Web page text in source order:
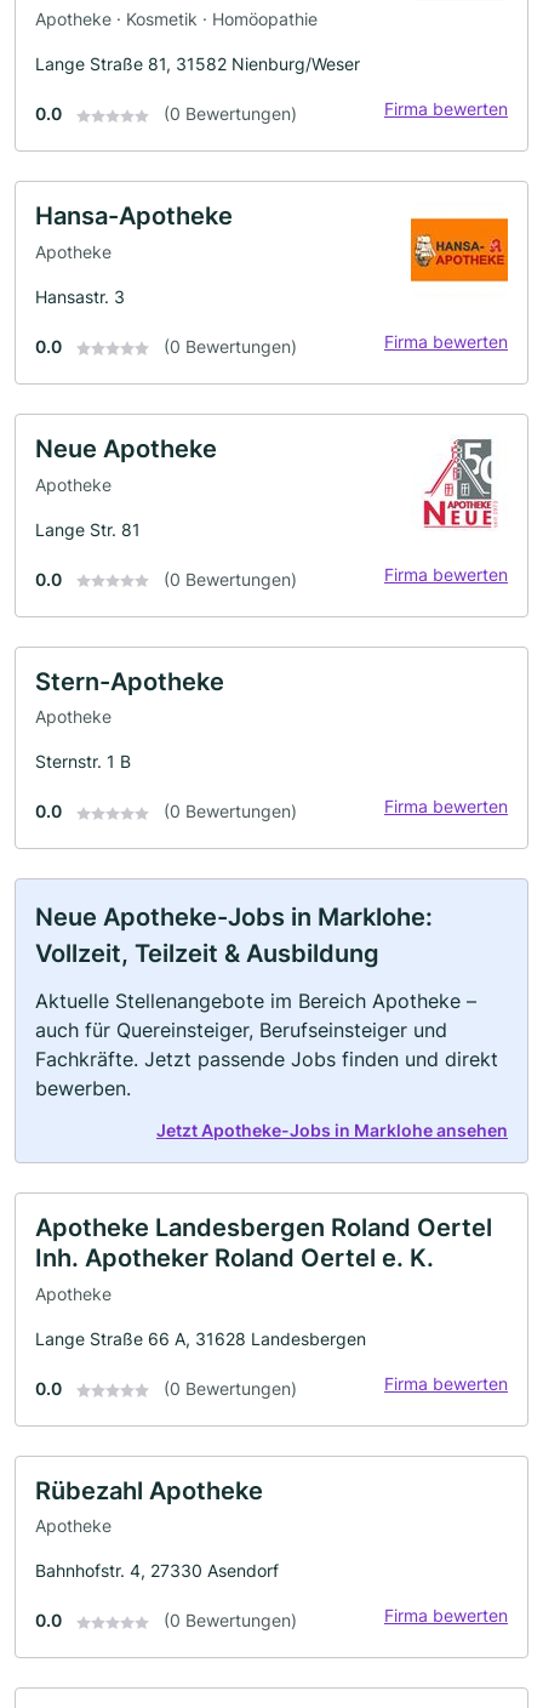
Apotheke · Kosmetik · Homöopathie
Lange Straße 81, 31582 Nienburg/Weser
0.0 (0 Bewertungen) Firma bewerten
Hansa-Apotheke
Apotheke
Hansastr. 3
0.0 (0 Bewertungen) Firma bewerten
Neue Apotheke
Apotheke
Lange Str. 81
0.0 (0 Bewertungen) Firma bewerten
Stern-Apotheke
Apotheke
Sternstr. 1 B
0.0 (0 Bewertungen) Firma bewerten
Neue Apotheke-Jobs in Marklohe:
Vollzeit, Teilzeit & Ausbildung
Aktuelle Stellenangebote im Bereich Apotheke –
auch für Quereinsteiger, Berufseinsteiger und
Fachkräfte. Jetzt passende Jobs finden und direkt
bewerben.
Jetzt Apotheke-Jobs in Marklohe ansehen
Apotheke Landesbergen Roland Oertel
Inh. Apotheker Roland Oertel e. K.
Apotheke
Lange Straße 66 A, 31628 Landesbergen
0.0 (0 Bewertungen) Firma bewerten
Rübezahl Apotheke
Apotheke
Bahnhofstr. 4, 27330 Asendorf
0.0 (0 Bewertungen) Firma bewerten